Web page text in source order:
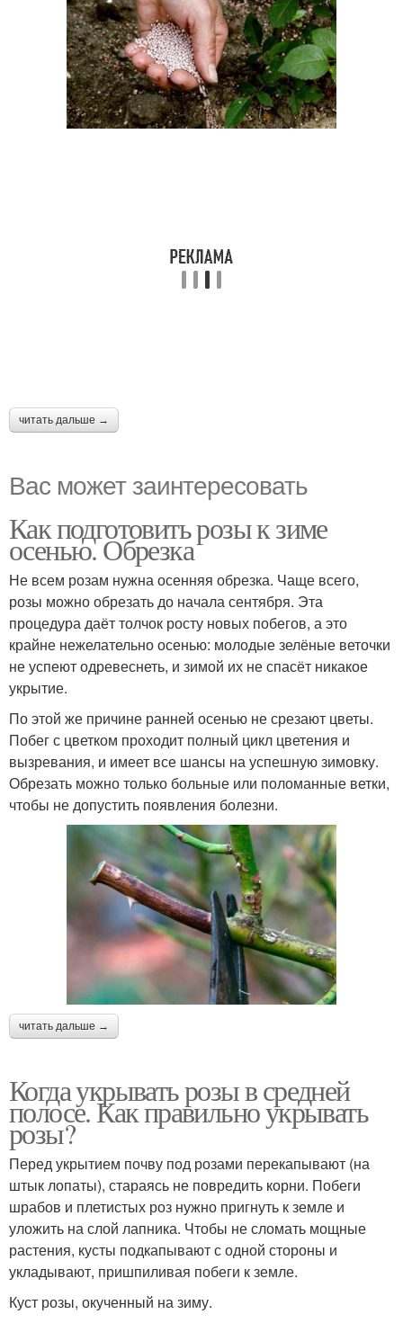
читать дальше →
Вас может заинтересовать
Как подготовить розы к зиме
осенью. Обрезка
Не всем розам нужна осенняя обрезка. Чаще всего,
розы можно обрезать до начала сентября. Эта
процедура даёт толчок росту новых побегов, а это
крайне нежелательно осенью: молодые зелёные веточки
не успеют одревеснеть, и зимой их не спасёт никакое
укрытие.
По этой же причине ранней осенью не срезают цветы.
Побег с цветком проходит полный цикл цветения и
вызревания, и имеет все шансы на успешную зимовку.
Обрезать можно только больные или поломанные ветки,
чтобы не допустить появления болезни.
читать дальше →
Когда укрывать розы в средней
полосе. Как правильно укрывать
розы?
Перед укрытием почву под розами перекапывают (на
штык лопаты), стараясь не повредить корни. Побеги
шрабов и плетистых роз нужно пригнуть к земле и
уложить на слой лапника. Чтобы не сломать мощные
растения, кусты подкапывают с одной стороны и
укладывают, пришпиливая побеги к земле.
Куст розы, окученный на зиму.